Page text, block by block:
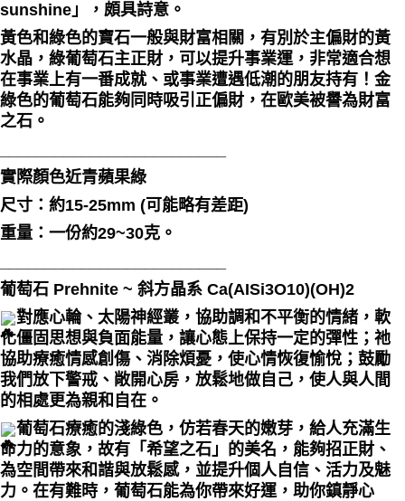
付款後門市自取
免運費
sunshine」，頗具詩意。
黃色和綠色的寶石一般與財富相關，有別於主偏財的黃
水晶，綠葡萄石主正財，可以提升事業運，非常適合想
在事業上有一番成就、或事業遭遇低潮的朋友持有！金
綠色的葡萄石能夠同時吸引正偏財，在歐美被譽為財富
之石。
實際顏色近青蘋果綠
尺寸：約15-25mm (可能略有差距)
重量：一份約29~30克。
葡萄石 Prehnite ~ 斜方晶系 Ca(AISi3O10)(OH)2
對應心輪、太陽神經叢，協助調和不平衡的情緒，軟
化僵固思想與負面能量，讓心態上保持一定的彈性；祂
協助療癒情感創傷、消除煩憂，使心情恢復愉悅；鼓勵
我們放下警戒、敞開心房，放鬆地做自己，使人與人間
的相處更為親和自在。
葡萄石療癒的淺綠色，仿若春天的嫩芽，給人充滿生
命力的意象，故有「希望之石」的美名，能夠招正財、
為空間帶來和諧與放鬆感，並提升個人自信、活力及魅
力。在有難時，葡萄石能為你帶來好運，助你鎮靜心